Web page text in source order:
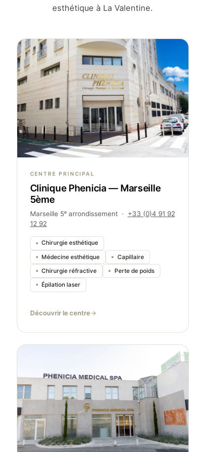
esthétique à La Valentine.
CENTRE PRINCIPAL
Clinique Phenicia — Marseille
5ème
Marseille 5ᵉ arrondissement · +33 (0)4 91 92
12 92
Chirurgie esthétique
Médecine esthétique Capillaire
Chirurgie réfractive Perte de poids
Épilation laser
Découvrir le centre